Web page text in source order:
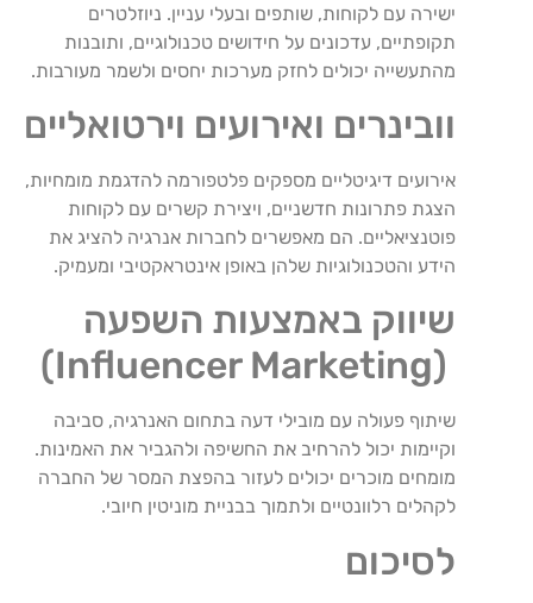
ישירה עם לקוחות, שותפים ובעלי עניין. ניוזלטרים
תקופתיים, עדכונים על חידושים טכנולוגיים, ותובנות
מהתעשייה יכולים לחזק מערכות יחסים ולשמר מעורבות.
וובינרים ואירועים וירטואליים
אירועים דיגיטליים מספקים פלטפורמה להדגמת מומחיות,
הצגת פתרונות חדשניים, ויצירת קשרים עם לקוחות
פוטנציאליים. הם מאפשרים לחברות אנרגיה להציג את
הידע והטכנולוגיות שלהן באופן אינטראקטיבי ומעמיק.
שיווק באמצעות השפעה
(Influencer Marketing)
שיתוף פעולה עם מובילי דעה בתחום האנרגיה, סביבה
וקיימות יכול להרחיב את החשיפה ולהגביר את האמינות.
מומחים מוכרים יכולים לעזור בהפצת המסר של החברה
לקהלים רלוונטיים ולתמוך בבניית מוניטין חיובי.
לסיכום